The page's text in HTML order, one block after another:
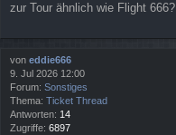
zur Tour ähnlich wie Flight 666?
von eddie666
9. Jul 2026 12:00
Forum: Sonstiges
Thema: Ticket Thread
Antworten: 14
Zugriffe: 6897